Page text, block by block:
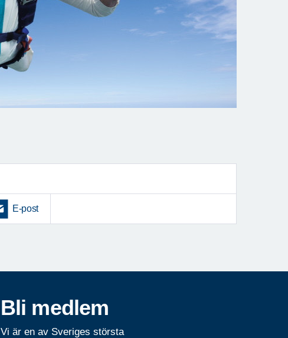
E-post
Bli medlem
Vi är en av Sveriges största